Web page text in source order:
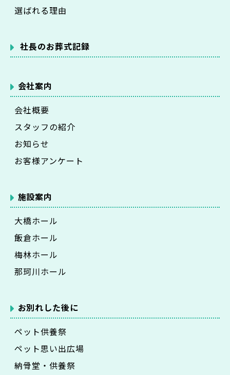
選ばれる理由
社長のお葬式記録
会社案内
会社概要
スタッフの紹介
お知らせ
お客様アンケート
施設案内
大橋ホール
飯倉ホール
梅林ホール
那珂川ホール
お別れした後に
ペット供養祭
ペット思い出広場
納骨堂・供養祭